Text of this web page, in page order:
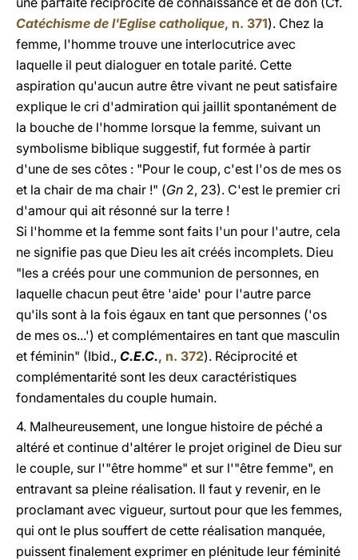
Catéchisme de l'Eglise catholique, n. 371). Chez la
femme, l'homme trouve une interlocutrice avec
laquelle il peut dialoguer en totale parité. Cette
aspiration qu'aucun autre être vivant ne peut satisfaire
explique le cri d'admiration qui jaillit spontanément de
la bouche de l'homme lorsque la femme, suivant un
symbolisme biblique suggestif, fut formée à partir
d'une de ses côtes : "Pour le coup, c'est l'os de mes os
et la chair de ma chair !" (Gn 2, 23). C'est le premier cri
d'amour qui ait résonné sur la terre !
Si l'homme et la femme sont faits l'un pour l'autre, cela
ne signifie pas que Dieu les ait créés incomplets. Dieu
"les a créés pour une communion de personnes, en
laquelle chacun peut être 'aide' pour l'autre parce
qu'ils sont à la fois égaux en tant que personnes ('os
de mes os...') et complémentaires en tant que masculin
et féminin" (Ibid., C.E.C., n. 372). Réciprocité et
complémentarité sont les deux caractéristiques
fondamentales du couple humain.
4. Malheureusement, une longue histoire de péché a
altéré et continue d'altérer le projet originel de Dieu sur
le couple, sur l'"être homme" et sur l'"être femme", en
entravant sa pleine réalisation. Il faut y revenir, en le
proclamant avec vigueur, surtout pour que les femmes,
qui ont le plus souffert de cette réalisation manquée,
puissent finalement exprimer en plénitude leur féminité